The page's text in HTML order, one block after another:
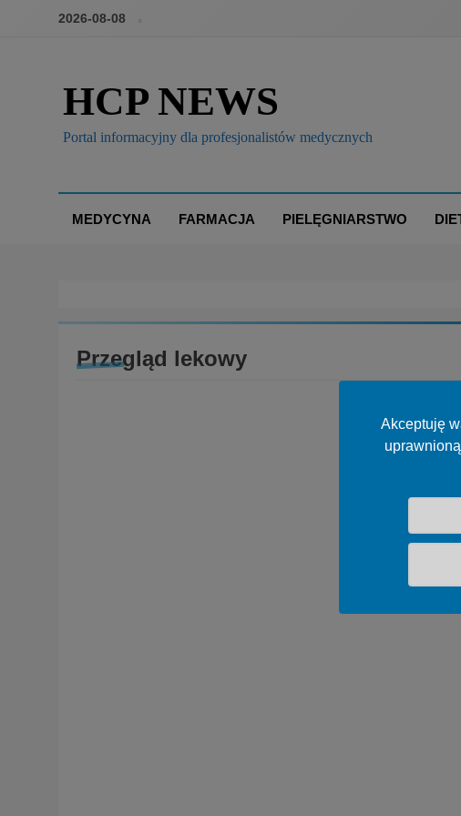
2026-08-08
HCP NEWS
Portal informacyjny dla profesjonalistów medycznych
MEDYCYNA FARMACJA PIELĘGNIARSTWO
Akceptuję
Przegląd lekowy
KONFERENCJE, SZKOLENIA